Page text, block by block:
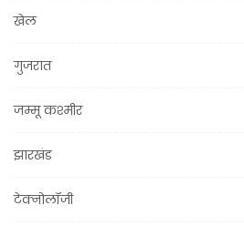
खेल
गुजरात
जम्मू कश्मीर
झारखंड
टेक्नोलॉजी